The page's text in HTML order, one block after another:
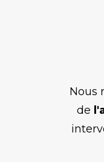
Nous
de